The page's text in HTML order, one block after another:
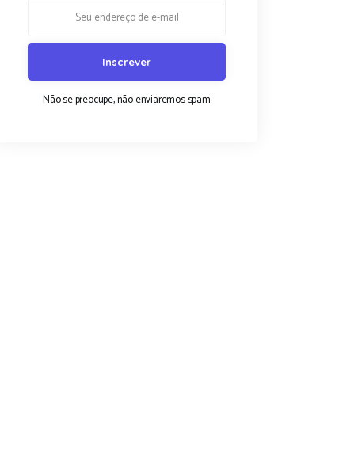
Não se preocupe, não enviaremos spam